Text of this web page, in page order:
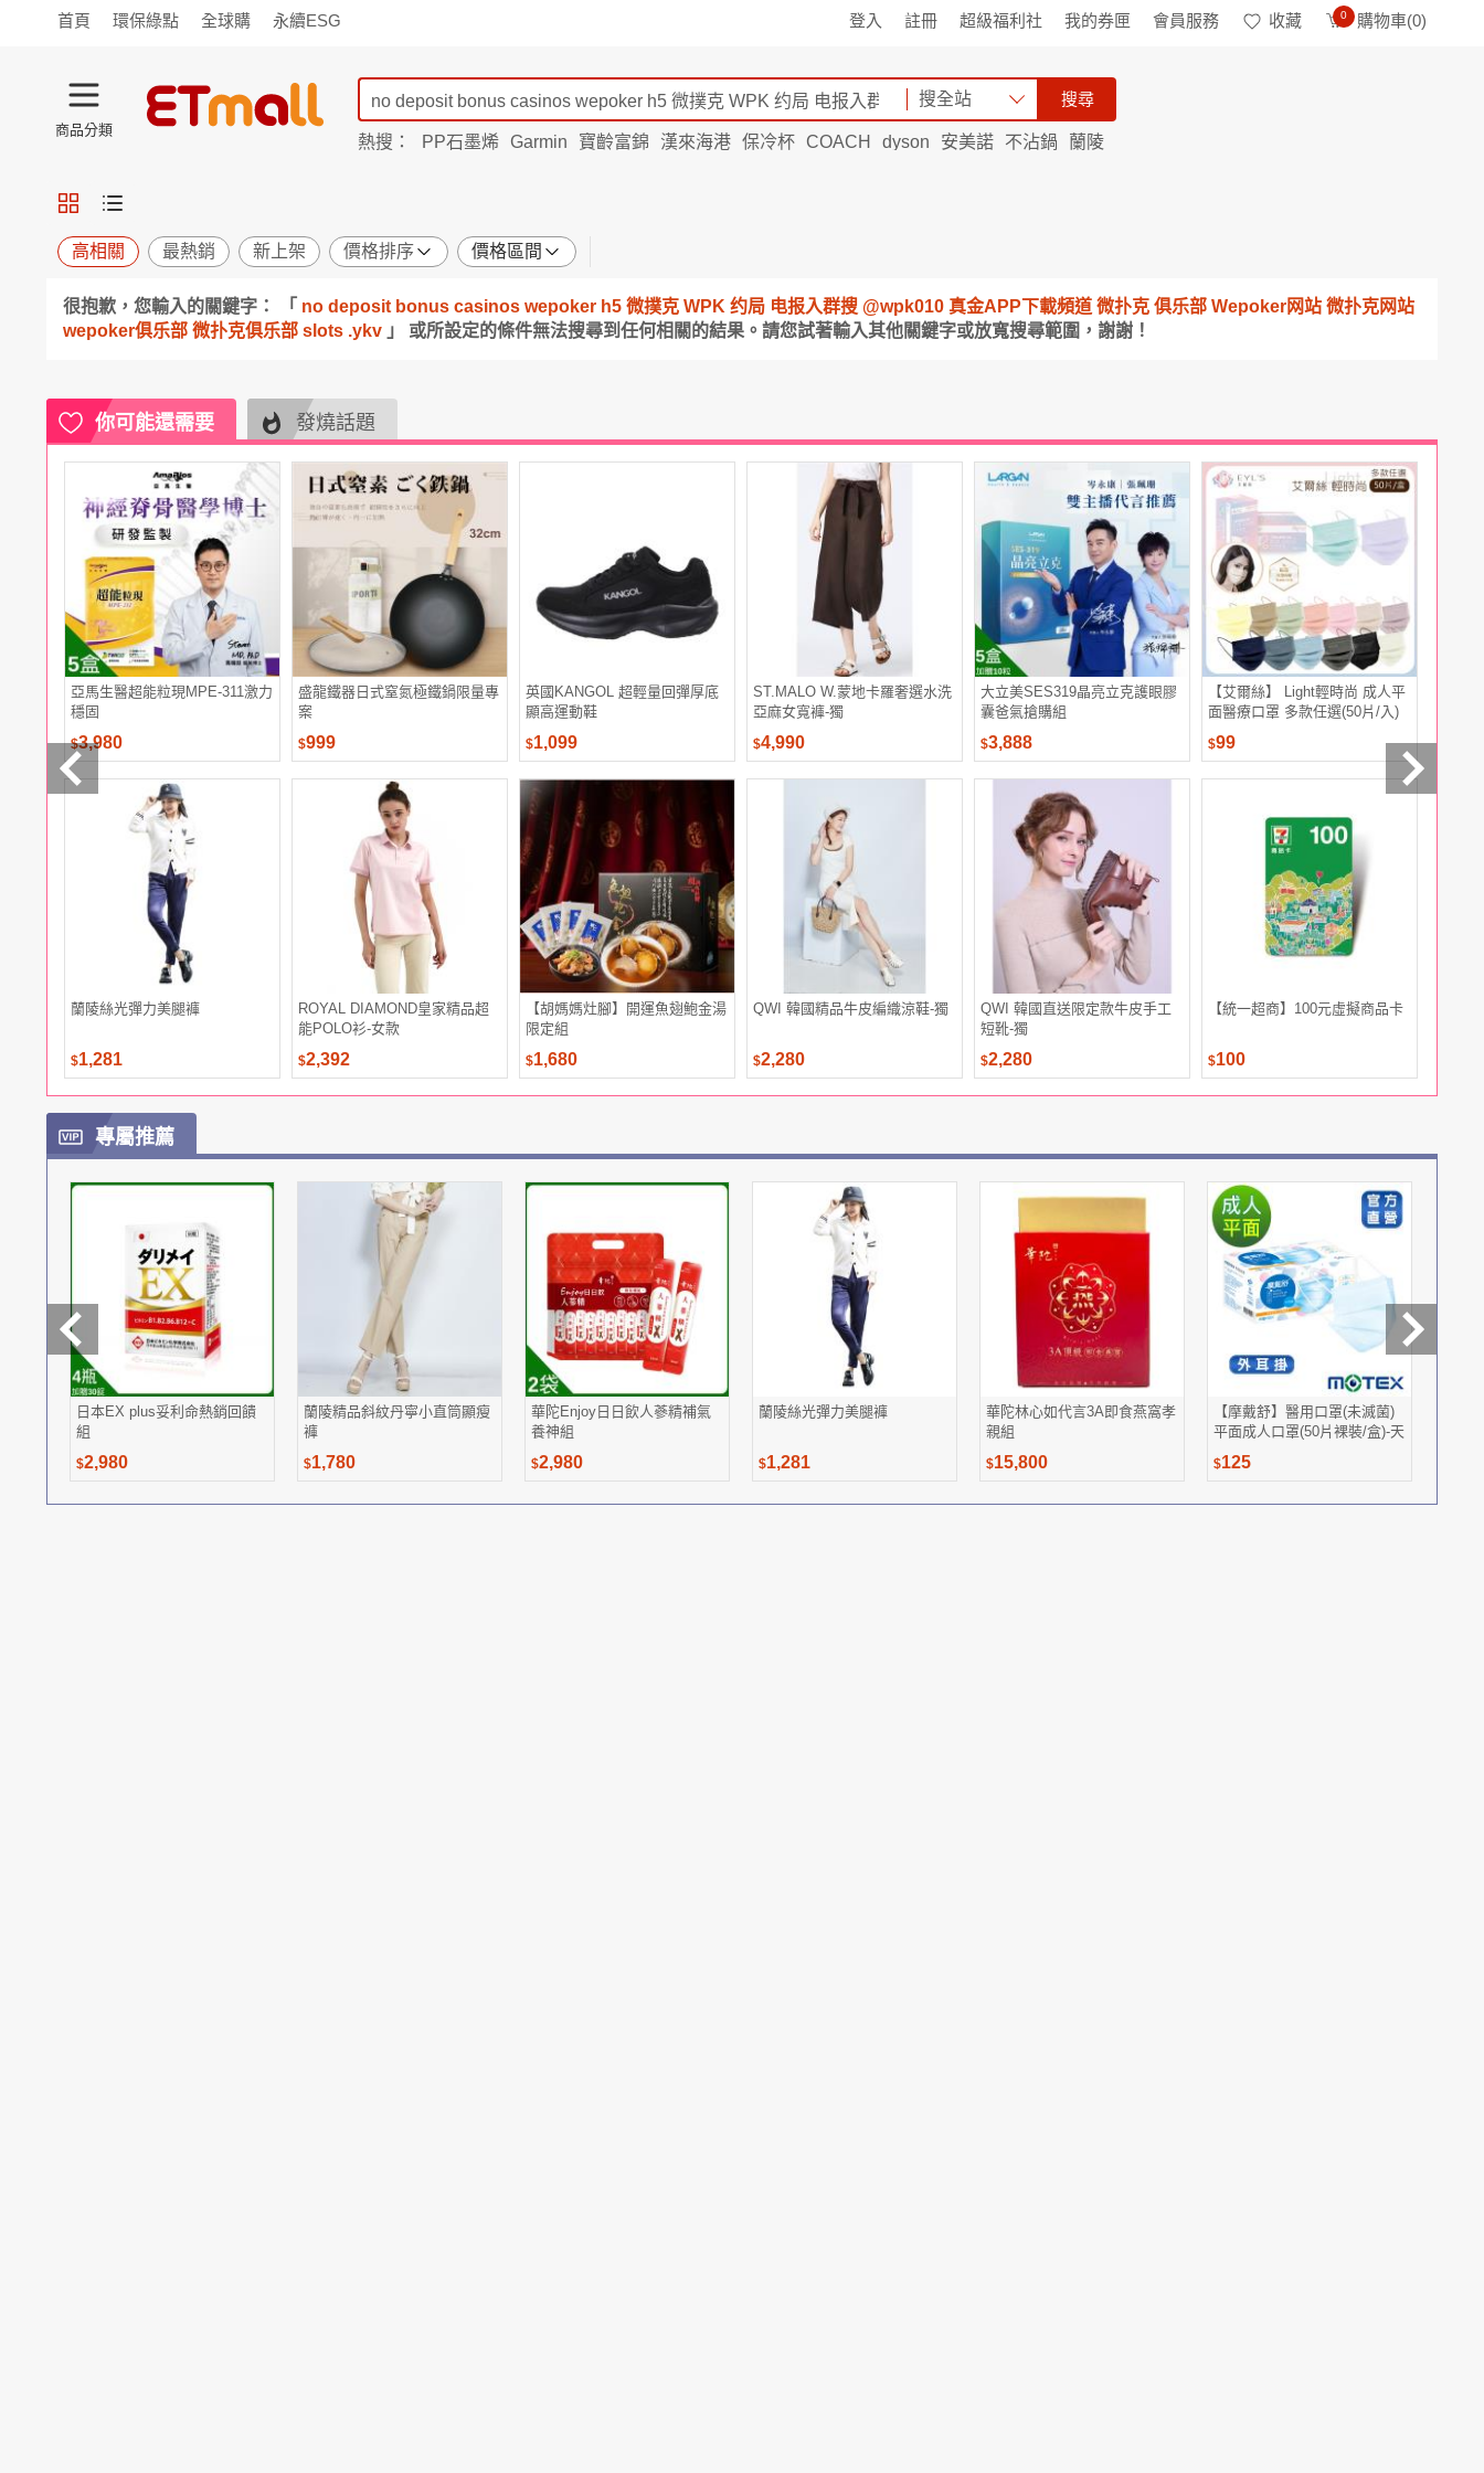
首頁 環保綠點 全球購 永續ESG 登入 註冊 超級福利社 我的券匣 會員服務 收藏 0 購物車(0)
商品分類
旅遊
寵物
保健
用品 機能
窈窕
日用
紙品 清潔
口腔
鍋具
杯瓶 廚衛
休閒
寢具
家具 收納
宗教
Apple
小米 手機平板
穿戴
季節
電腦
週邊 電玩
耳機
彩妝 美髮 香氛
搜全站 搜尋
熱搜： PP石墨烯 Garmin 寶齡富錦 漢來海港 保冷杯 COACH dyson 安美諾 不沾鍋 蘭陵
高相關 最熱銷 新上架 價格排序 價格區間
很抱歉，您輸入的關鍵字： 「 no deposit bonus casinos wepoker h5 微撲克 WPK 约局 电报入群搜 @wpk010 真金APP下載頻道 微扑克 俱乐部 Wepoker网站 微扑克网站
wepoker俱乐部 微扑克俱乐部 slots .ykv 」 或所設定的條件無法搜尋到任何相關的結果。請您試著輸入其他關鍵字或放寬搜尋範圍，謝謝！
你可能還需要 發燒話題
亞馬生醫超能粒現MPE-311激力
穩固
$3,980
盛龍鐵器日式窒氮極鐵鍋限量專
案
$999
英國KANGOL 超輕量回彈厚底
顯高運動鞋
$1,099
ST.MALO W.蒙地卡羅奢選水洗
亞麻女寬褲-獨
$4,990
大立美SES319晶亮立克護眼膠
囊爸氣搶購組
$3,888
【艾爾絲】 Light輕時尚 成人平
面醫療口罩 多款任選(50片/入)
$99
蘭陵絲光彈力美腿褲
$1,281
ROYAL DIAMOND皇家精品超
能POLO衫-女款
$2,392
【胡媽媽灶腳】開運魚翅鮑金湯
限定組
$1,680
QWI 韓國精品牛皮編織涼鞋-獨
$2,280
QWI 韓國直送限定款牛皮手工
短靴-獨
$2,280
【統一超商】100元虛擬商品卡
$100
$500
專屬推薦
日本EX plus妥利命熱銷回饋
組
$2,980
蘭陵精品斜紋丹寧小直筒顯瘦
褲
$1,780
華陀Enjoy日日飲人蔘精補氣
養神組
$2,980
蘭陵絲光彈力美腿褲
$1,281
華陀林心如代言3A即食燕窩孝
親組
$15,800
【摩戴舒】醫用口罩(未滅菌)
平面成人口罩(50片裸裝/盒)-天
空藍
$125